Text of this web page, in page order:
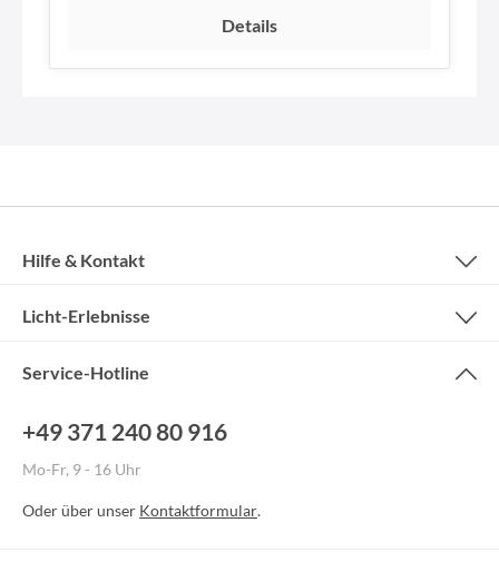
Details
Service-Hotline
+49 371 240 80 916
Mo-Fr, 9 - 16 Uhr
Oder über unser Kontaktformular.
Hilfe & Kontakt
Licht-Erlebnisse